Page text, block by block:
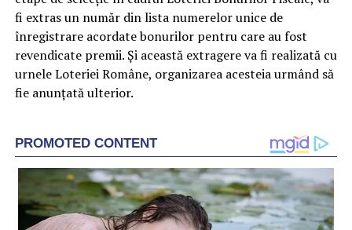
fi extras un număr din lista numerelor unice de
înregistrare acordate bonurilor pentru care au fost
revendicate premii. Şi această extragere va fi realizată cu
urnele Loteriei Române, organizarea acesteia urmând să
fie anunţată ulterior.